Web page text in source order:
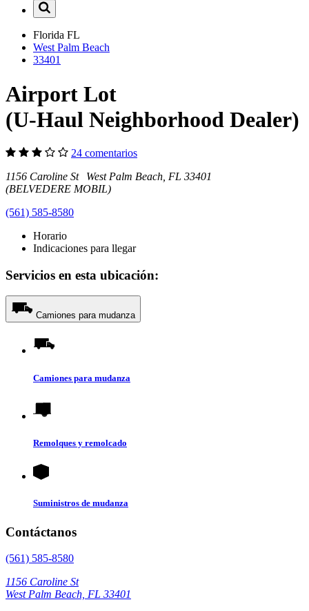
Florida FL
West Palm Beach
33401
Airport Lot
(U-Haul Neighborhood Dealer)
24 comentarios
1156 Caroline St West Palm Beach, FL 33401
(BELVEDERE MOBIL)
(561) 585-8580
Horario
Indicaciones para llegar
Servicios en esta ubicación:
Camiones para mudanza
Camiones para mudanza
Remolques y remolcado
Suministros de mudanza
Contáctanos
(561) 585-8580
1156 Caroline St
West Palm Beach, FL 33401